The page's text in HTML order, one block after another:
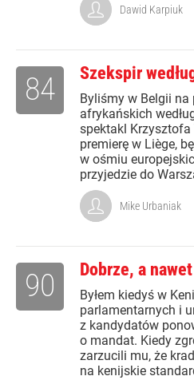
Dawid Karpiuk
Szekspir
Byliśmy w Belgii na
afrykańskich
spektakl Krzysztofa
premierę w Liège,
w ośmiu
przyjedzie do
84
Mike Urbaniak
Dobrze, a
Byłem kiedyś w
parlamentarnych i
z kandydatów
o mandat. Kiedy
zarzucili mu, że
na kenijskie
90